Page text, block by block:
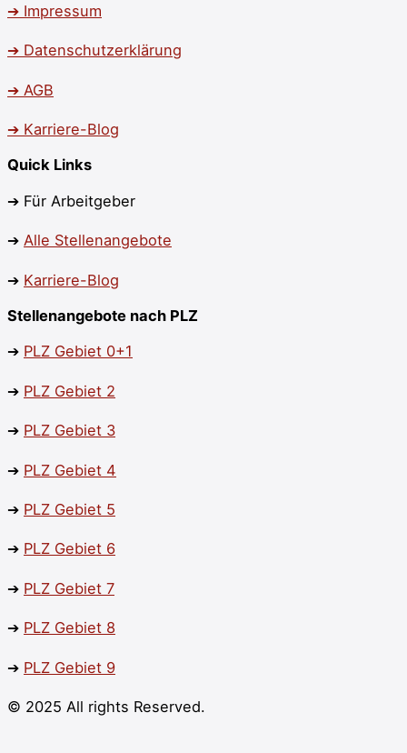
➔ Impressum
➔ Datenschutzerklärung
➔ AGB
➔ Karriere-Blog
Quick Links
➔ Für Arbeitgeber
➔ Alle Stellenangebote
➔ Karriere-Blog
Stellenangebote nach PLZ
➔ PLZ Gebiet 0+1
➔ PLZ Gebiet 2
➔ PLZ Gebiet 3
➔ PLZ Gebiet 4
➔ PLZ Gebiet 5
➔ PLZ Gebiet 6
➔ PLZ Gebiet 7
➔ PLZ Gebiet 8
➔ PLZ Gebiet 9
© 2025 All rights Reserved.